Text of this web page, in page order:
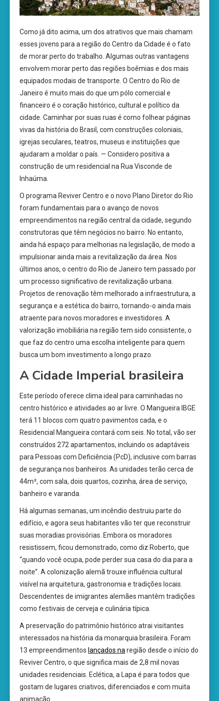
Como já dito acima, um dos atrativos que mais chamam
esses jovens para a região do Centro da Cidade é o fato
de morar perto do trabalho. Algumas outras vantagens
envolvem morar perto das regiões boêmias e dos mais
equipados modais de transporte. O Centro do Rio de
Janeiro é muito mais do que um pólo comercial e
financeiro é o coração histórico, cultural e político da
cidade. Caminhar por suas ruas é como folhear páginas
vivas da história do Brasil, com construções coloniais,
igrejas seculares, teatros, museus e instituições que
ajudaram a moldar o país. — Considero positiva a
construção de um residencial na Rua Visconde de
Inhaúma.
O programa Reviver Centro e o novo Plano Diretor do Rio
foram fundamentais para o avanço de novos
empreendimentos na região central da cidade, segundo
construtoras que têm negócios no bairro. No entanto,
ainda há espaço para melhorias na legislação, de modo a
impulsionar ainda mais a revitalização da área. Nos
últimos anos, o centro do Rio de Janeiro tem passado por
um processo significativo de revitalização urbana.
Projetos de renovação têm melhorado a infraestrutura, a
segurança e a estética do bairro, tornando-o ainda mais
atraente para novos moradores e investidores. A
valorização imobiliária na região tem sido consistente, o
que faz do centro uma escolha inteligente para quem
busca um bom investimento a longo prazo.
A Cidade Imperial brasileira
Este período oferece clima ideal para caminhadas no
centro histórico e atividades ao ar livre. O Mangueira IBGE
terá 11 blocos com quatro pavimentos cada, e o
Residencial Mangueira contará com seis. No total, vão ser
construídos 272 apartamentos, incluindo os adaptáveis
para Pessoas com Deficiência (PcD), inclusive com barras
de segurança nos banheiros. As unidades terão cerca de
44m², com sala, dois quartos, cozinha, área de serviço,
banheiro e varanda.
Há algumas semanas, um incêndio destruiu parte do
edifício, e agora seus habitantes vão ter que reconstruir
suas moradias provisórias. Embora os moradores
resistissem, ficou demonstrado, como diz Roberto, que
“quando você ocupa, pode perder sua casa do dia para a
noite”. A colonização alemã trouxe influência cultural
visível na arquitetura, gastronomia e tradições locais.
Descendentes de imigrantes alemães mantêm tradições
como festivais de cerveja e culinária típica.
A preservação do patrimônio histórico atrai visitantes
interessados na história da monarquia brasileira. Foram
13 empreendimentos lançados na região desde o início do
Reviver Centro, o que significa mais de 2,8 mil novas
unidades residenciais. Eclética, a Lapa é para todos que
gostam de lugares criativos, diferenciados e com muita
animação.